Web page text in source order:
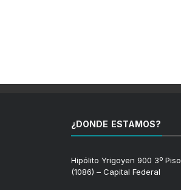
¿DONDE ESTAMOS?
Hipólito Yrigoyen 900 3º Piso
(1086) – Capital Federal